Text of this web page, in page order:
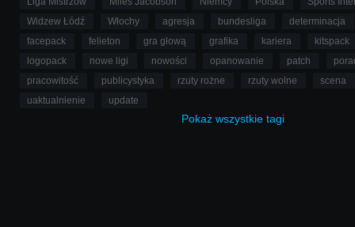
Widzew Łódź
Włochy agresja bundesliga
determinacja
facepack
felieton gra głową grafika kariera
kitspack
logopack
nowe ligi nowości opanowanie patch
pracowitość
publicystyka rzuty rożne rzuty wolne
scena
uaktualnienie
update
Pokaż wszystkie tagi